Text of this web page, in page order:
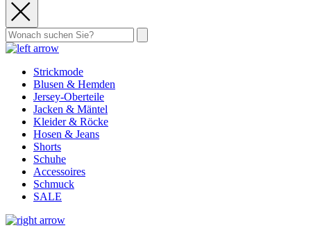
Strickmode
Blusen & Hemden
Jersey-Oberteile
Jacken & Mäntel
Kleider & Röcke
Hosen & Jeans
Shorts
Schuhe
Accessoires
Schmuck
SALE